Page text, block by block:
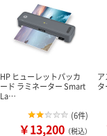
HP ヒューレットパッカ
ード ラミネーター Smart
La…
(6件)
￥13,200 （税込）
ア